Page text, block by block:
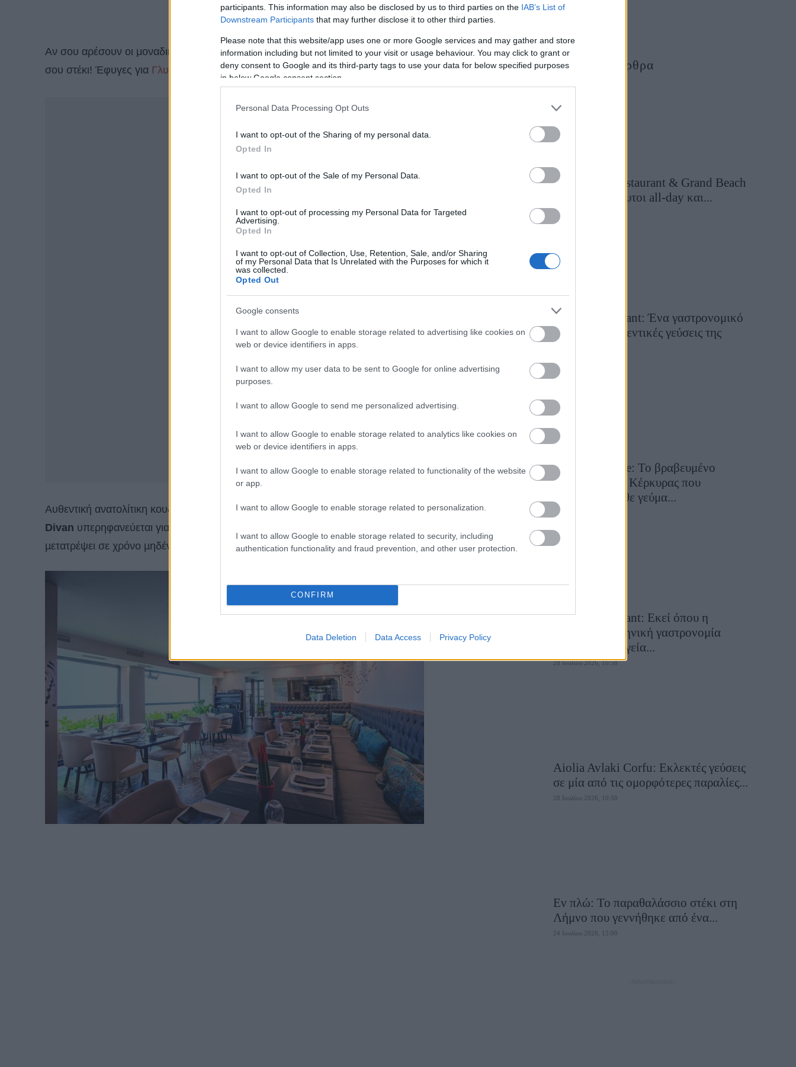
participants. This information may also be disclosed by us to third parties on the IAB’s List of
Downstream Participants that may further disclose it to other third parties.
Please note that this website/app uses one or more Google services and may gather and store
information including but not limited to your visit or usage behaviour. You may click to grant or
deny consent to Google and its third-party tags to use your data for below specified purposes
in below Google consent section.
Personal Data Processing Opt Outs
I want to opt-out of the Sharing of my personal data.
Opted In
I want to opt-out of the Sale of my Personal Data.
Opted In
I want to opt-out of processing my Personal Data for Targeted
Advertising.
Opted In
I want to opt-out of Collection, Use, Retention, Sale, and/or Sharing
of my Personal Data that Is Unrelated with the Purposes for which it
was collected.
Opted Out
Google consents
I want to allow Google to enable storage related to advertising like cookies on
web or device identifiers in apps.
I want to allow my user data to be sent to Google for online advertising
purposes.
I want to allow Google to send me personalized advertising.
I want to allow Google to enable storage related to analytics like cookies on
web or device identifiers in apps.
I want to allow Google to enable storage related to functionality of the website
or app.
I want to allow Google to enable storage related to personalization.
I want to allow Google to enable storage related to security, including
authentication functionality and fraud prevention, and other user protection.
CONFIRM
Data Deletion Data Access Privacy Policy
Αν σου αρέσουν οι μοναδικές εμπειρίες και λατρεύεις το ναργιλέ, ανακαλύψαμε που βρίσκεται το νέο
σου στέκι! Έφυγες για Γλυφάδα
Αυθεντική ανατολίτικη κουζίνα σε ένα εστιατόριο που µοιάζει να ξεπήδησε από τα παραµύθια. Το
Divan υπερηφανεύεται για τη µοναδικότητα των υπηρεσιών που το διαφοροποιούν και το έχουν
µετατρέψει σε χρόνο µηδέν, σε στέκι.
Τελευταία Άρθρα
Grand Asia Restaurant & Grand Beach
Club: Οι απόλυτοι all-day και...
4 ημέρες πριν
Tsapis Restaurant: Ένα γαστρονομικό
ταξίδι στις αυθεντικές γεύσεις της
29 Ιουλίου 2026, 9:54
Toula’s Seaside: Το βραβευμένο
εστιατόριο της Κέρκυρας που
μετατρέπει κάθε γεύμα...
28 Ιουλίου 2026, 11:05
Cavos Restaurant: Εκεί όπου η
αυθεντική ελληνική γαστρονομία
συναντά τη μαγεία...
28 Ιουλίου 2026, 10:58
Aiolia Avlaki Corfu: Εκλεκτές γεύσεις
σε μία από τις ομορφότερες παραλίες...
28 Ιουλίου 2026, 10:50
Εν πλώ: Το παραθαλάσσιο στέκι στη
Λήμνο που γεννήθηκε από ένα...
24 Ιουλίου 2026, 13:00